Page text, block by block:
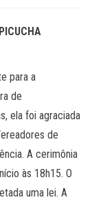
para a
de
ela foi agraciada
de
A cerimônia
às 18h15. O
uma lei. A